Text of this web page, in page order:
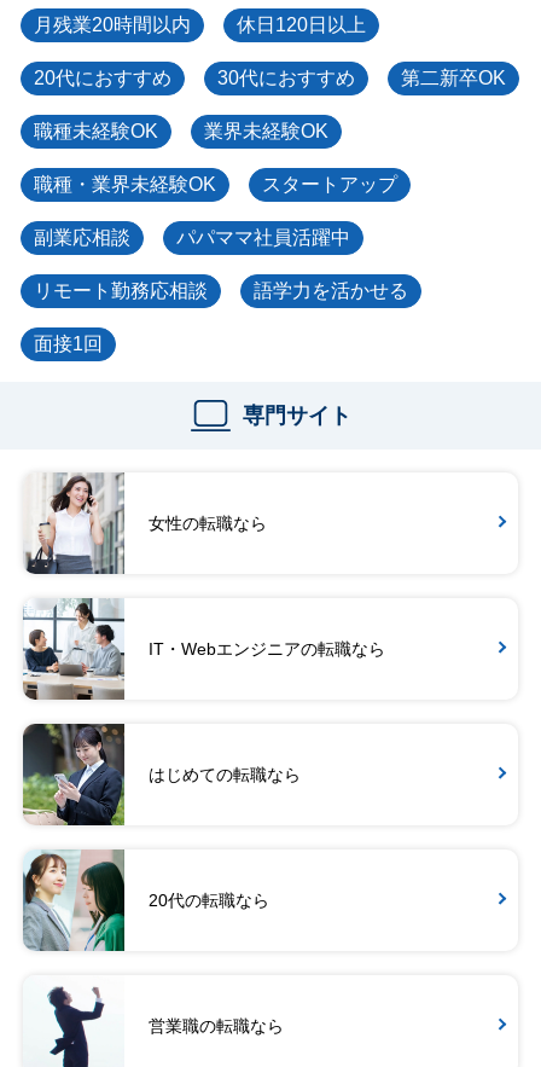
月残業20時間以内 休日120日以上
20代におすすめ 30代におすすめ 第二新卒OK
職種未経験OK 業界未経験OK
職種・業界未経験OK スタートアップ
副業応相談 パパママ社員活躍中
リモート勤務応相談 語学力を活かせる
面接1回
専門サイト
女性の転職なら
IT・Webエンジニアの転職なら
はじめての転職なら
20代の転職なら
営業職の転職なら